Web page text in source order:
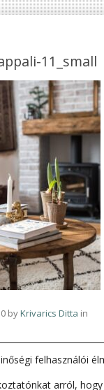
11_small
byKrivarics Ditta in
felhasználói
arról,